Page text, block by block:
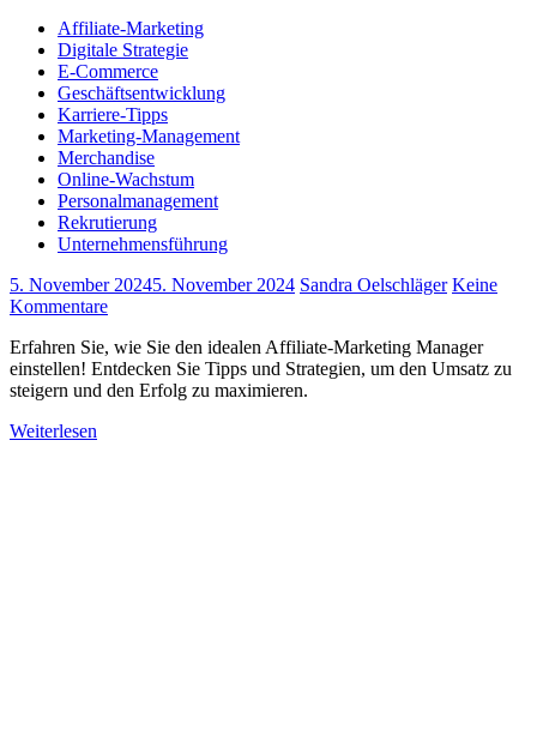
Affiliate-Marketing
Digitale Strategie
E-Commerce
Geschäftsentwicklung
Karriere-Tipps
Marketing-Management
Merchandise
Online-Wachstum
Personalmanagement
Rekrutierung
Unternehmensführung
5. November 20245. November 2024 Sandra Oelschläger Keine
Kommentare
Erfahren Sie, wie Sie den idealen Affiliate-Marketing Manager
einstellen! Entdecken Sie Tipps und Strategien, um den Umsatz zu
steigern und den Erfolg zu maximieren.
Weiterlesen